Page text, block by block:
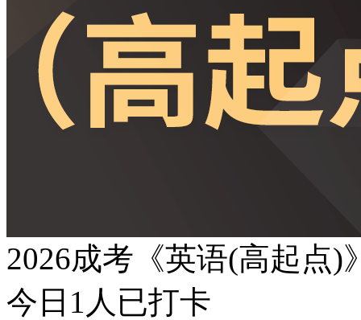
2026成考《英语(高起点)
今日 1 人已打卡